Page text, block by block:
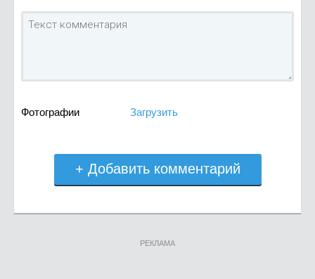
Фотографии Загрузить
+ Добавить комментарий
РЕКЛАМА